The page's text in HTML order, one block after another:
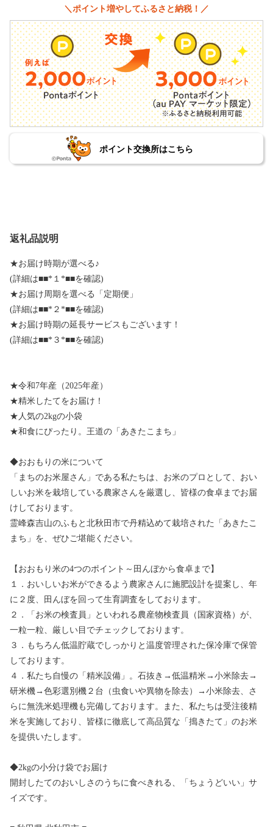
＼ポイント増やしてふるさと納税！／
ポイント交換所はこちら
返礼品説明
★お届け時期が選べる♪
(詳細は■■*１*■■を確認)
★お届け周期を選べる「定期便」
(詳細は■■*２*■■を確認)
★お届け時期の延長サービスもございます！
(詳細は■■*３*■■を確認)
★令和7年産（2025年産）
★精米したてをお届け！
★人気の2kgの小袋
★和食にぴったり。王道の「あきたこまち」
◆おおもりの米について
「まちのお米屋さん」である私たちは、お米のプロとして、おい
しいお米を栽培している農家さんを厳選し、皆様の食卓までお届
けしております。
霊峰森吉山のふもと北秋田市で丹精込めて栽培された「あきたこ
まち」を、ぜひご堪能ください。
【おおもり米の4つのポイント～田んぼから食卓まで】
１．おいしいお米ができるよう農家さんに施肥設計を提案し、年
に２度、田んぼを回って生育調査をしております。
２．「お米の検査員」といわれる農産物検査員（国家資格）が、
一粒一粒、厳しい目でチェックしております。
３．もちろん低温貯蔵でしっかりと温度管理された保冷庫で保管
しております。
４．私たち自慢の「精米設備」。石抜き→低温精米→小米除去→
研米機→色彩選別機２台（虫食いや異物を除去）→小米除去、さ
らに無洗米処理機も完備しております。また、私たちは受注後精
米を実施しており、皆様に徹底して高品質な「搗きたて」のお米
を提供いたします。
◆2kgの小分け袋でお届け
開封したてのおいしさのうちに食べきれる、「ちょうどいい」サ
イズです。